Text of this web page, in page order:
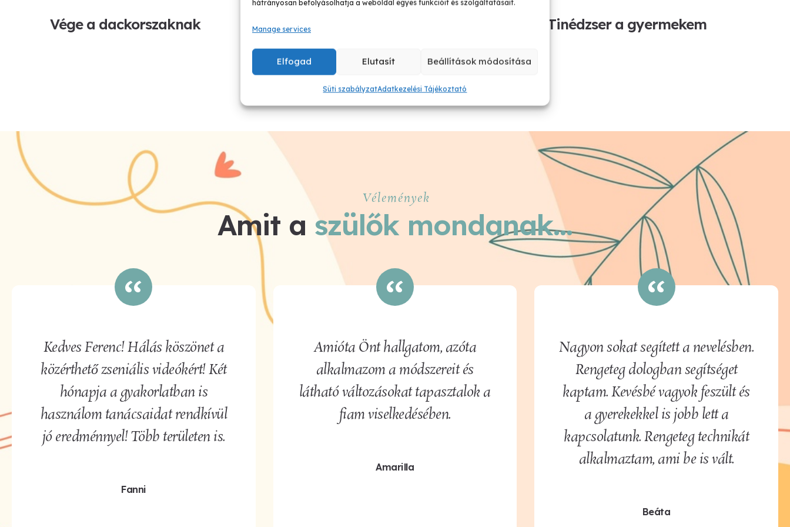
hátrányosan befolyásolhatja a weboldal egyes funkcióit és szolgáltatásait.
Manage services
Elfogad Elutasít Beállítások módosítása
Süti szabályzatAdatkezelési Tájékoztató
Vége a dackorszaknak Béke a testvérek között Tinédzser a gyermekem
Vélemények
Amit a szülők mondanak...
Kedves Ferenc! Hálás köszönet a
közérthető zseniális videókért! Két
hónapja a gyakorlatban is
használom tanácsaidat rendkívül
jó eredménnyel! Több területen is.
Fanni
Amióta Önt hallgatom, azóta
alkalmazom a módszereit és
látható változásokat tapasztalok a
fiam viselkedésében.
Amarilla
Nagyon sokat segített a nevelésben.
Rengeteg dologban segítséget
kaptam. Kevésbé vagyok feszült és
a gyerekekkel is jobb lett a
kapcsolatunk. Rengeteg technikát
alkalmaztam, ami be is vált.
Beáta